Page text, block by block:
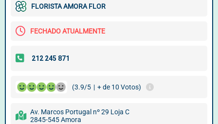
FLORISTA AMORA FLOR
FECHADO ATUALMENTE
(3.9/5 | + de 10 Votos)
Av. Marcos Portugal nº 29 Loja C
2845-545 Amora